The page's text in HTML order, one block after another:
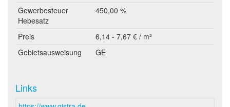
Gewerbesteuer
Hebesatz
450,00 %
Preis
6,14 - 7,67 € / m²
Gebietsausweisung
GE
Links